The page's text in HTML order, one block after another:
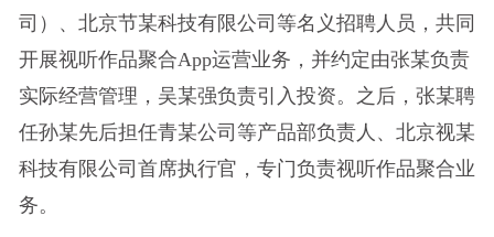
司）、北京节某科技有限公司等名义招聘人员，共同
开展视听作品聚合App运营业务，并约定由张某负责
实际经营管理，吴某强负责引入投资。之后，张某聘
任孙某先后担任青某公司等产品部负责人、北京视某
科技有限公司首席执行官，专门负责视听作品聚合业
务。